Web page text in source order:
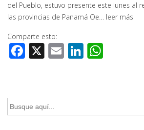
del Pueblo, estuvo presente este lunes al
las provincias de Panamá Oe… leer más
Comparte esto:
Facebook
X EmailLinkedIn
Buscar: